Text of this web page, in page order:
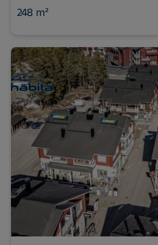
248 m²